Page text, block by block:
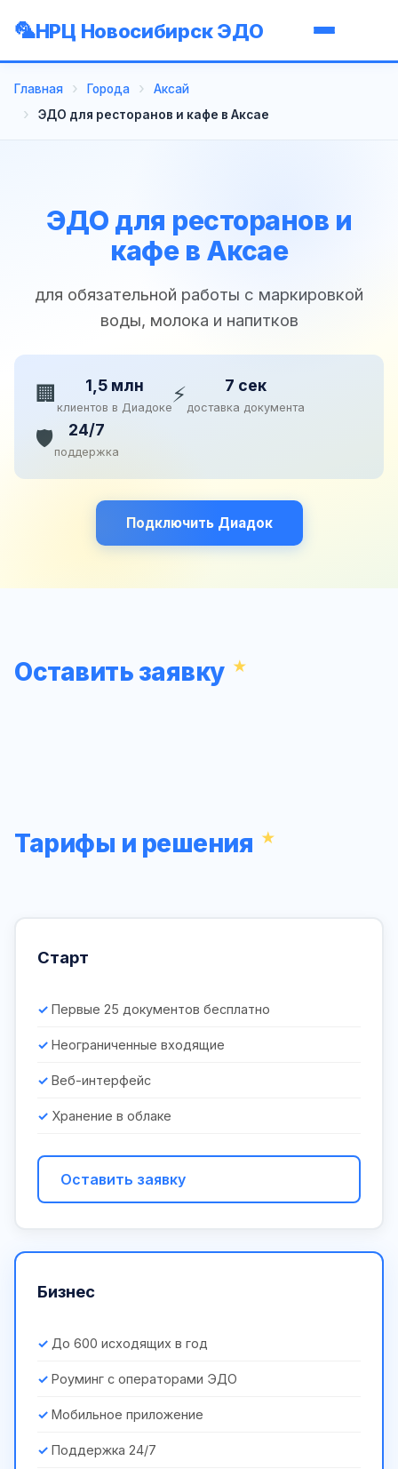
НРЦ Новосибирск ЭДО
Главная Города
Аксай
ЭДО для ресторанов и кафе в Аксае
ЭДО для ресторанов и
кафе в Аксае
для обязательной работы с маркировкой
воды, молока и напитков
🏢 1,5 млн
клиентов в Диадоке⚡ 7 сек
доставка документа
🛡️ 24/7
поддержка
Подключить Диадок
Оставить заявку
Тарифы и решения
Старт
Первые 25 документов бесплатно
Неограниченные входящие
Веб-интерфейс
Хранение в облаке
Оставить заявку
Бизнес
До 600 исходящих в год
Роуминг с операторами ЭДО
Мобильное приложение
Поддержка 24/7